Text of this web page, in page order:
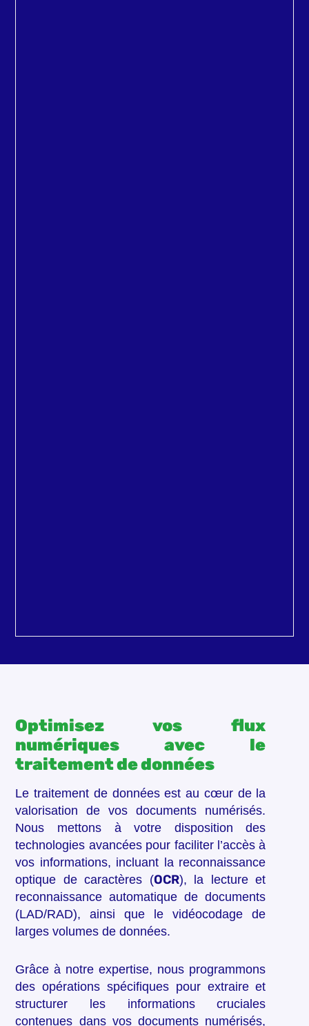
Optimisez vos flux
numériques avec le
traitement de données
Le traitement de données est au cœur de la
valorisation de vos documents numérisés.
Nous mettons à votre disposition des
technologies avancées pour faciliter l’accès à
vos informations, incluant la reconnaissance
optique de caractères (OCR), la lecture et
reconnaissance automatique de documents
(LAD/RAD), ainsi que le vidéocodage de
larges volumes de données.
Grâce à notre expertise, nous programmons
des opérations spécifiques pour extraire et
structurer les informations cruciales
contenues dans vos documents numérisés,